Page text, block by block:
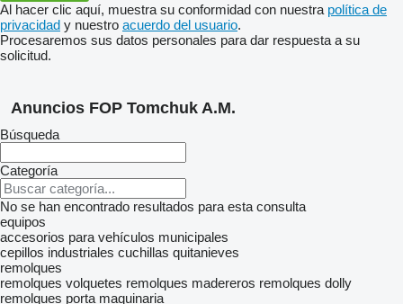
Al hacer clic aquí, muestra su conformidad con nuestra política de
privacidad y nuestro acuerdo del usuario.
Procesaremos sus datos personales para dar respuesta a su
solicitud.
Anuncios FOP Tomchuk A.M.
Búsqueda
Categoría
No se han encontrado resultados para esta consulta
equipos
accesorios para vehículos municipales
cepillos industriales cuchillas quitanieves
remolques
remolques volquetes remolques madereros remolques dolly
remolques porta maquinaria